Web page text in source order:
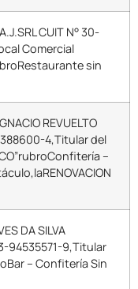
CUIT N° 30-
Comercial
sin
REVUELTO
4,Titular del
–
DA SILVA
94535571-9,Titular
– Confitería Sin